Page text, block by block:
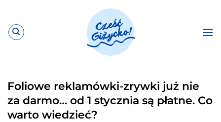
zawartości
Foliowe reklamówki-zrywki już nie
za darmo… od 1 stycznia są płatne. Co
warto wiedzieć?